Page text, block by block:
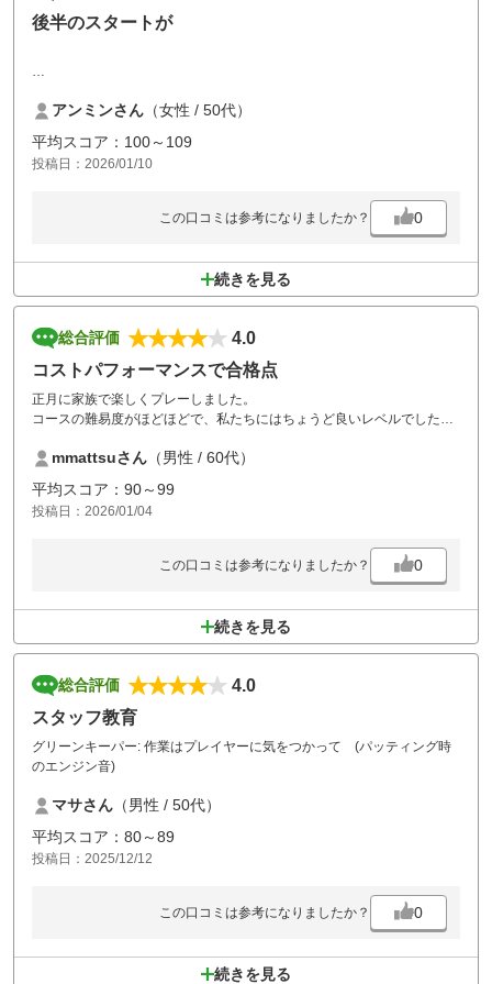
後半のスタートが
なんとなく煽られているような気がして落ち着いてプレー出来なかった
です
アンミンさん （女性 / 50代）
平均スコア：100～109
投稿日：2026/01/10
この口コミは参考になりましたか？ 0
続きを見る
総合評価
4.0
コストパフォーマンスで合格点
正月に家族で楽しくプレーしました。
コースの難易度がほどほどで、私たちにはちょうど良いレベルでした。
食事も美味しく、コストパフォーマンスも良かったです。
初心者が多く少し待たされましたが、トータルではいいコースと思いま
す。
これからも時々プレーしたいです。
mmattsuさん （男性 / 60代）
平均スコア：90～99
投稿日：2026/01/04
この口コミは参考になりましたか？ 0
続きを見る
総合評価
4.0
スタッフ教育
グリーンキーパー: 作業はプレイヤーに気をつかって (パッティング時
のエンジン音)
マサさん （男性 / 50代）
平均スコア：80～89
投稿日：2025/12/12
この口コミは参考になりましたか？ 0
続きを見る